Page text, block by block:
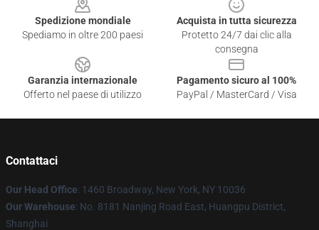
Spedizione mondiale
Spediamo in oltre 200 paesi
Acquista in tutta sicurezza
Protetto 24/7 dai clic alla
consegna
Garanzia internazionale
Offerto nel paese di utilizzo
Pagamento sicuro al 100%
PayPal / MasterCard / Visa
Contattaci
Our Head Office: 1460 Broadway, New York, NY 10036
Our Warehouse: No. 8181 Nanjing Road East, Huangpu District,
Shanghai